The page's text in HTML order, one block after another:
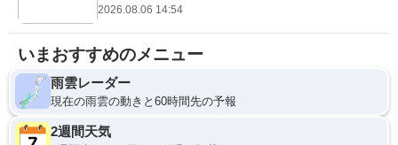
2026.08.06 14:54
いまおすすめのメニュー
雨雲レーダー
現在の雨雲の動きと60時間先の予報
2週間天気